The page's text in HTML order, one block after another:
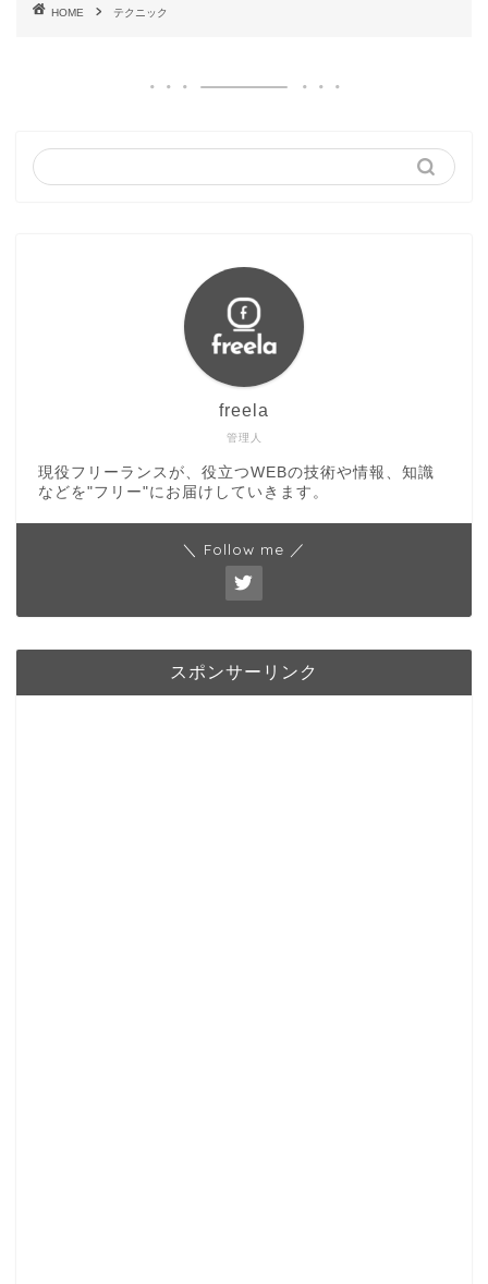
HOME テクニック
管理人
freela
現役フリーランスが、役立つWEBの技術や情報、知識
などを"フリー"にお届けしていきます。
＼ Follow me ／
スポンサーリンク